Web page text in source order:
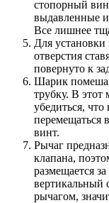
стопорный
выдавленные
Все лишнее
Для
отверстия
повернуто к
Шарик
трубку. В этот
убедиться,
перемещаться
винт.
Рычаг
клапана,
размещается
вертикальный
рычагом,